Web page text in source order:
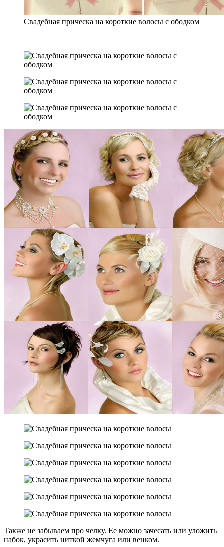
Свадебная прическа на короткие волосы с ободком
Также не забываем про челку. Ее можно зачесать или уложить
набок, украсить ниткой жемчуга или венком.